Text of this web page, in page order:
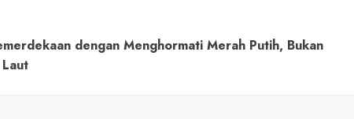
dengan Menghormati Merah Putih, Bukan